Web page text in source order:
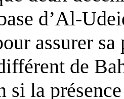
d’Al-
assurer
de
si la